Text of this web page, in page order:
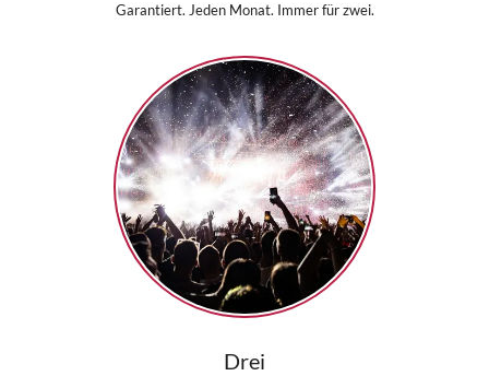
Garantiert. Jeden Monat. Immer für zwei.
Drei